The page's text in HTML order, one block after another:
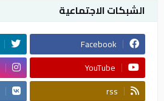
الشبكات الاجتماعية
Facebook
YouTube
rss